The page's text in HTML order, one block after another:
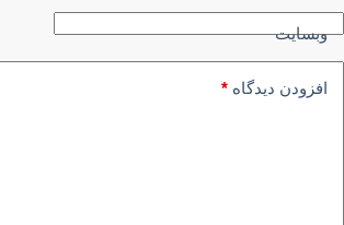
وبسایت
افزودن دیدگاه *